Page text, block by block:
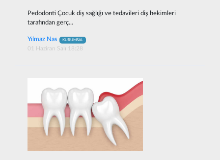
Pedodonti Çocuk diş sağlığı ve tedavileri diş hekimleri
tarafından gerç...
Yılmaz Nas KURUMSAL
01 Haziran Salı 18:28